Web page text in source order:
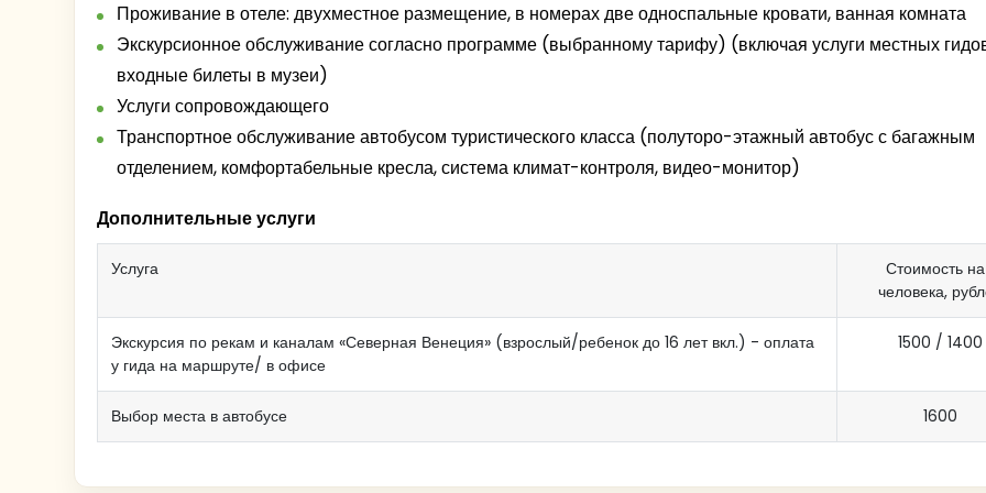
экскурсия по Торжку.
памятник Тысячелетия России
Софийский собор
Ярославо дворище и Древний торг
Свободное время, около 45 мин. (для туристов с выбранным типом питания "завтраки").
Проживание в отеле: двухместное размещение, в номерах две односпальные кровати, ванная комната
Экскурсионное обслуживание согласно программе (выбранному тарифу) (включая услуги местных
входные билеты в музеи)
Услуги сопровождающего
Транспортное обслуживание автобусом туристического класса (полуторо-этажный автобус с багажным
отделением, комфортабельные кресла, система климат-контроля, видео-монитор)
Дополнительные услуги
Услуга
Стоимость на
человека,
Экскурсия по рекам и каналам «Северная Венеция» (взрослый/ребенок до 16 лет вкл.) - оплата
у гида на маршруте/ в офисе
1500 / 1400
Выбор места в автобусе 1600